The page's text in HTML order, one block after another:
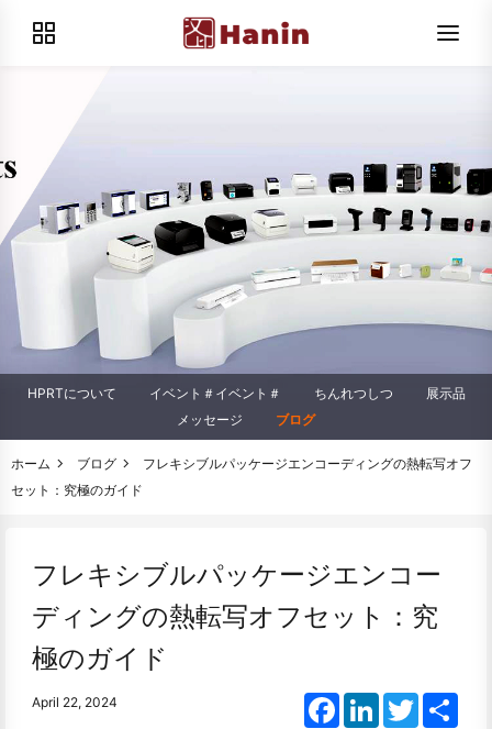
HPRTについて イベント＃イベント＃ ちんれつしつ
展示品
メッセージ
ブログ
ホーム ブログ
フレキシブルパッケージエンコーディングの熱転写オフ
セット：究極のガイド
フレキシブルパッケージエンコー
ディングの熱転写オフセット：究
極のガイド
April 22, 2024 FacebookLinkedInTwitter